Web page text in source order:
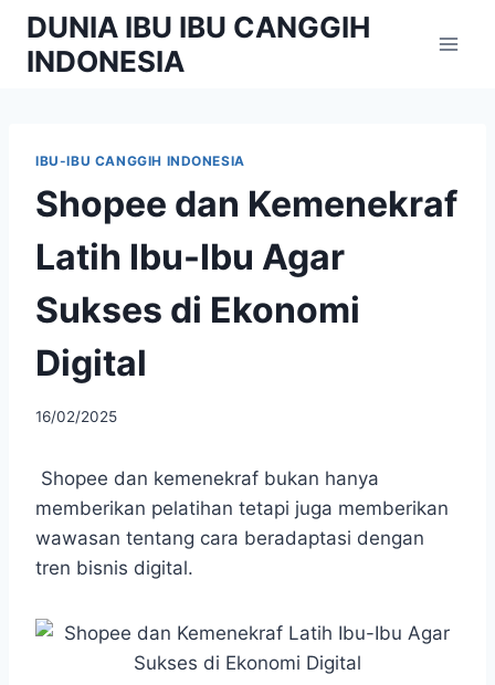
Skip
content
DUNIA IBU IBU CANGGIH
INDONESIA
IBU-IBU CANGGIH INDONESIA
Shopee dan Kemenekraf
Latih Ibu-Ibu Agar
Sukses di Ekonomi
Digital
By
16/02/2025
Shopee dan kemenekraf bukan hanya
memberikan pelatihan tetapi juga memberikan
wawasan tentang cara beradaptasi dengan
tren bisnis digital.